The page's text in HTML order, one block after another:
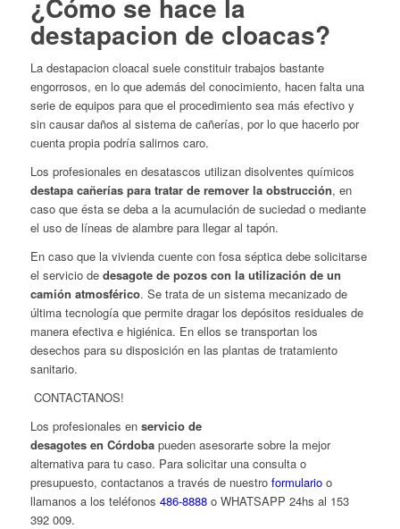
destapacion de cloacas?
La destapacion cloacal suele constituir trabajos bastante
engorrosos, en lo que además del conocimiento, hacen falta una
serie de equipos para que el procedimiento sea más efectivo y
sin causar daños al sistema de cañerías, por lo que hacerlo por
cuenta propia podría salirnos caro.
Los profesionales en desatascos utilizan disolventes químicos
destapa cañerías para tratar de remover la obstrucción, en
caso que ésta se deba a la acumulación de suciedad o mediante
el uso de líneas de alambre para llegar al tapón.
En caso que la vivienda cuente con fosa séptica debe solicitarse
el servicio de desagote de pozos con la utilización de un
camión atmosférico. Se trata de un sistema mecanizado de
última tecnología que permite dragar los depósitos residuales de
manera efectiva e higiénica. En ellos se transportan los
desechos para su disposición en las plantas de tratamiento
sanitario.
CONTACTANOS!
Los profesionales en servicio de
desagotes en Córdobapueden asesorarte sobre la mejor
alternativa para tu caso. Para solicitar una consulta o
presupuesto, contactanos a través de nuestro formularioo
llamanos a los teléfonos 486-8888o WHATSAPP 24hs al 153
392 009.